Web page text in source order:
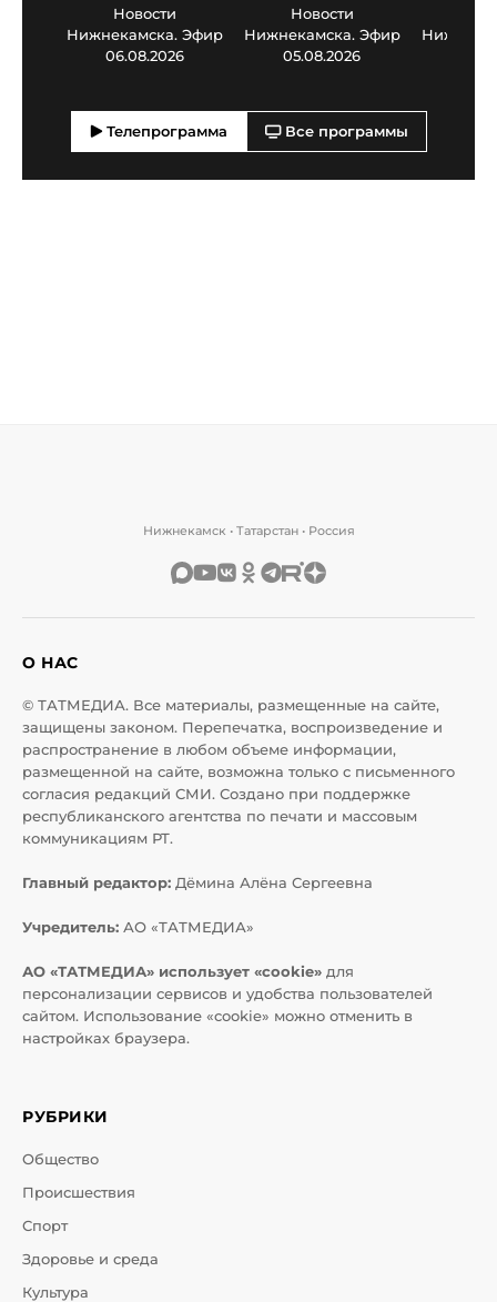
Новости
Нижнекамска. Эфир
06.08.2026
Новости
Нижнекамска. Эфир
05.08.2026
Телепрограмма Все программы
Нижнекамск • Татарстан • Россия
О НАС
© ТАТМЕДИА. Все материалы, размещенные на сайте,
защищены законом. Перепечатка, воспроизведение и
распространение в любом объеме информации,
размещенной на сайте, возможна только с письменного
согласия редакций СМИ. Создано при поддержке
республиканского агентства по печати и массовым
коммуникациям РТ.
Главный редактор: Дёмина Алёна Сергеевна
Учредитель: АО «ТАТМЕДИА»
АО «ТАТМЕДИА» использует «cookie» для
персонализации сервисов и удобства пользователей
сайтом. Использование «cookie» можно отменить в
настройках браузера.
РУБРИКИ
Общество
Происшествия
Спорт
Здоровье и среда
Культура